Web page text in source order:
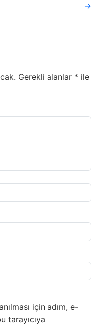
→
Gerekli alanlar * ile
için adım, e-
tarayıcıya